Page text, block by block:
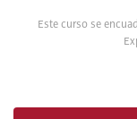
Este curso se